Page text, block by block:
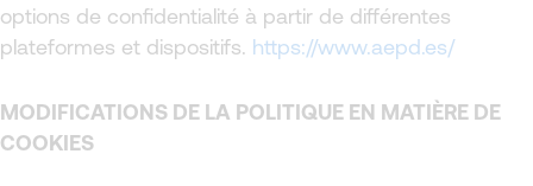
options de confidentialité à partir de différentes
plateformes et dispositifs. https://www.aepd.es/
MODIFICATIONS DE LA POLITIQUE EN MATIÈRE DE
COOKIES